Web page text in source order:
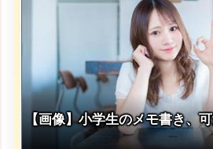
【画像】小学生のメモ書き、